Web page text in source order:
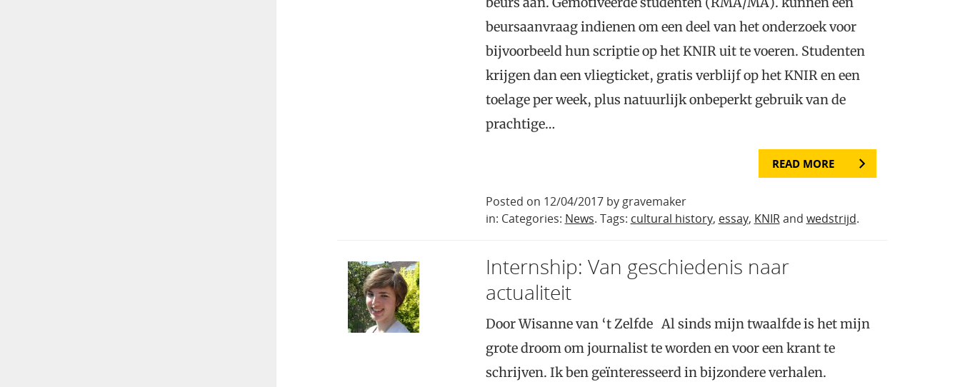
beursaanvraag indienen om een deel van het onderzoek voor
bijvoorbeeld hun scriptie op het KNIR uit te voeren. Studenten
krijgen dan een vliegticket, gratis verblijf op het KNIR en een
toelage per week, plus natuurlijk onbeperkt gebruik van de
prachtige…
READ MORE
Posted on 12/04/2017 by gravemaker
in: Categories: News. Tags: cultural history, essay, KNIRand wedstrijd.
Internship: Van geschiedenis naar
actualiteit
Door Wisanne van ‘t Zelfde Al sinds mijn twaalfde is het mijn
grote droom om journalist te worden en voor een krant te
schrijven. Ik ben geïnteresseerd in bijzondere verhalen.